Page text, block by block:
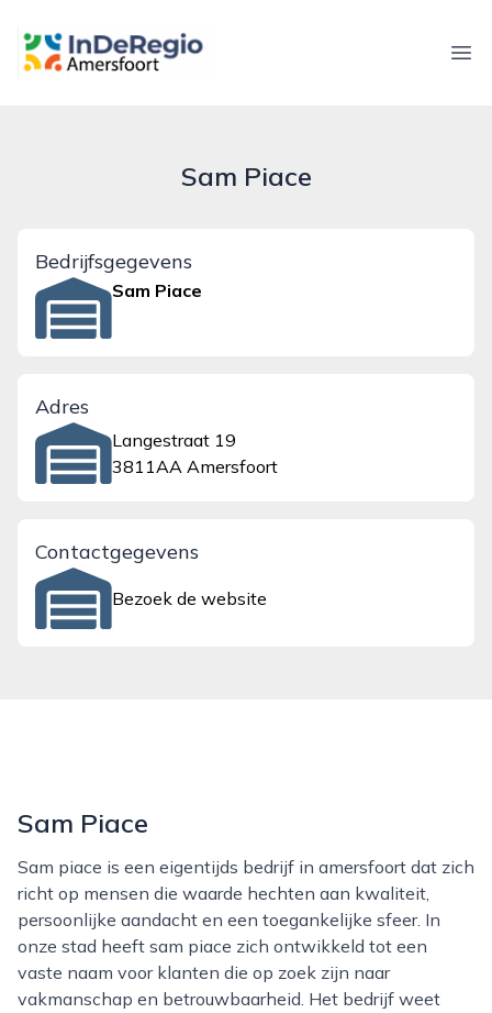
inderegioamersfoort.nl
Sam Piace
Bedrijfsgegevens
Sam Piace
Adres
Langestraat 19
3811AA Amersfoort
Contactgegevens
Bezoek de website
Sam Piace
Sam piace is een eigentijds bedrijf in amersfoort dat zich
richt op mensen die waarde hechten aan kwaliteit,
persoonlijke aandacht en een toegankelijke sfeer. In
onze stad heeft sam piace zich ontwikkeld tot een
vaste naam voor klanten die op zoek zijn naar
vakmanschap en betrouwbaarheid. Het bedrijf weet